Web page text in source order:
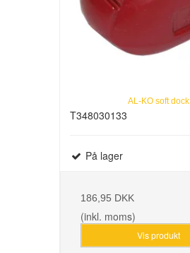
AL-KO soft dock
T348030133
På lager
186,95 DKK
(inkl. moms)
Vis produkt